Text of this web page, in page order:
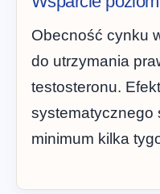
Obecność cynku
do utrzymania
testosteronu.
systematycznego
minimum kilka